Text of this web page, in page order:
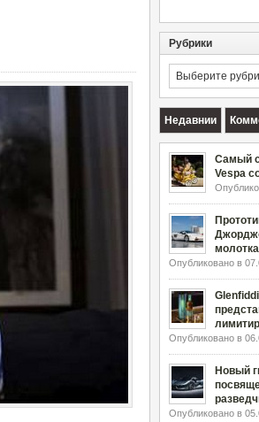
Рубрики
Рубрики
Недавнии
Самый
Vespa
Опубликовано в
Опубликовано в
Новый
Опубликовано в